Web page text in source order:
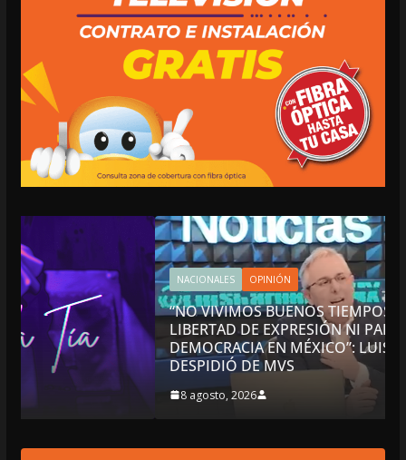
NACIONALES OPINIÓN
“NO VIVIMOS BUENOS TIEMPOS PARA LA
LIBERTAD DE EXPRESIÓN NI PARA LA
DEMOCRACIA EN MÉXICO”: LUIS CÁRDENAS; SE
DESPIDIÓ DE MVS
8 agosto, 2026